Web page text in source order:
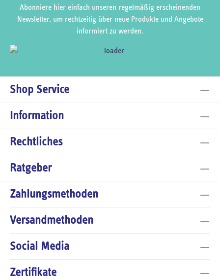
Abonniere hier einfach unseren regelmäßig erscheinenden
Newsletter, um rechtzeitig über neue Produkte und Angebote
informiert zu werden.
Shop Service
Information
Rechtliches
Ratgeber
Zahlungsmethoden
Versandmethoden
Social Media
Zertifikate